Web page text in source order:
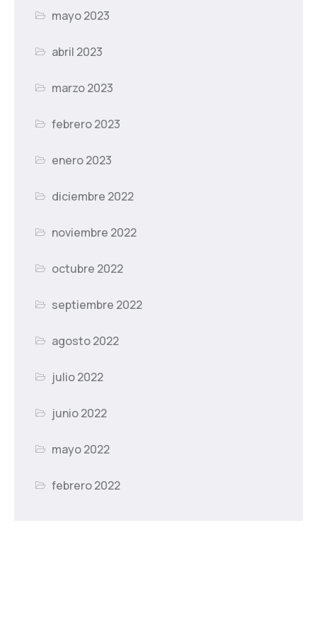
mayo 2023
abril 2023
marzo 2023
febrero 2023
enero 2023
diciembre 2022
noviembre 2022
octubre 2022
septiembre 2022
agosto 2022
julio 2022
junio 2022
mayo 2022
febrero 2022